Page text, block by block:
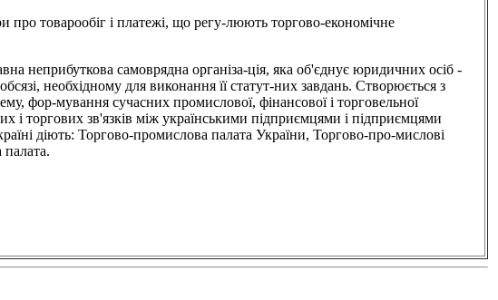
і платежі, що регу-люють торгово-економічне
самоврядна організа-ція, яка об'єднує юридичних осіб -
необхідному для виконання її статут-них завдань. Створюється з
фор-мування сучасних промислової, фінансової і торговельної
і торгових зв'язків між українськими підприємцями і підприємцями
діють: Торгово-промислова палата України, Торгово-про-мислові